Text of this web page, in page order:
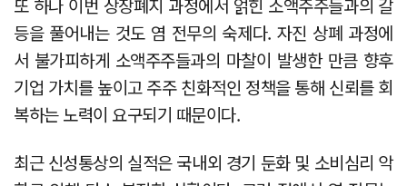
또 하나 이번 상장폐지 과정에서 얽힌 소액주주들과의 갈
등을 풀어내는 것도 염 전무의 숙제다. 자진 상폐 과정에
서 불가피하게 소액주주들과의 마찰이 발생한 만큼 향후
기업 가치를 높이고 주주 친화적인 정책을 통해 신뢰를 회
복하는 노력이 요구되기 때문이다.
최근 신성통상의 실적은 국내외 경기 둔화 및 소비심리 악